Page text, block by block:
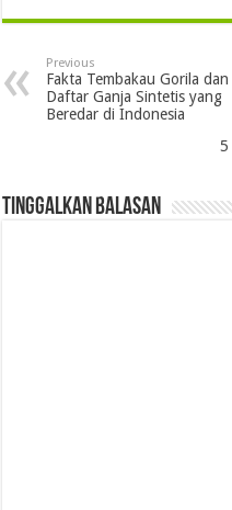
Previous
Fakta Tembakau Gorila dan
Daftar Ganja Sintetis yang
Beredar di Indonesia
5
Tinggalkan Balasan